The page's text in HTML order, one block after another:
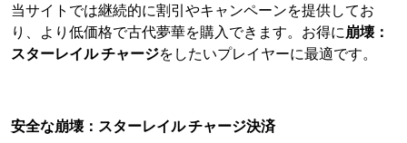
当サイトでは継続的に割引やキャンペーンを提供してお
り、より低価格で古代夢華を購入できます。お得に 崩壊：
スターレイル チャージをしたいプレイヤーに最適です。
安全な崩壊：スターレイル チャージ決済